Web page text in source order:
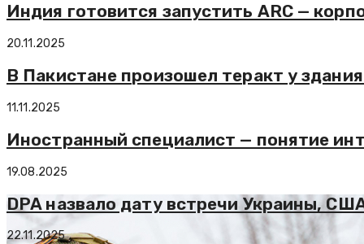
Индия готовится запустить ARC —
20.11.2025
В Пакистане произошел теракт у
11.11.2025
Иностранный специалист — понятие
19.08.2025
DPA назвало дату встречи Украины,
22.11.2025